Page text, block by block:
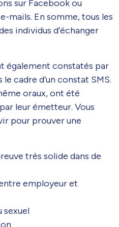
sur Facebook ou
mails. En somme, tous les
individus d’échanger
également constatés par
cadre d’un constat SMS.
oraux, ont été
leur émetteur. Vous
pour prouver une
très solide dans de
employeur et
sexuel